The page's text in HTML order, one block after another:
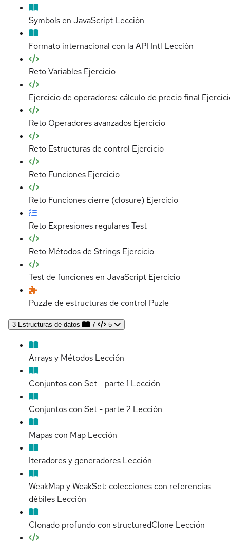
Symbols en JavaScript Lección
Formato internacional con la API Intl Lección
Reto Variables Ejercicio
Ejercicio de operadores: cálculo de precio final
Reto Operadores avanzados Ejercicio
Reto Estructuras de control Ejercicio
Reto Funciones Ejercicio
Reto Funciones cierre (closure) Ejercicio
Reto Expresiones regularesTest
Reto Métodos de Strings Ejercicio
Test de funciones en JavaScript Ejercicio
Puzzle de estructuras de control Puzle
3 Estructuras de datos 7 5
Arrays y Métodos Lección
Conjuntos con Set - parte 1 Lección
Conjuntos con Set - parte 2 Lección
Mapas con Map Lección
Iteradores y generadores Lección
WeakMap y WeakSet: colecciones con referencias
débiles Lección
Clonado profundo con structuredClone Lección